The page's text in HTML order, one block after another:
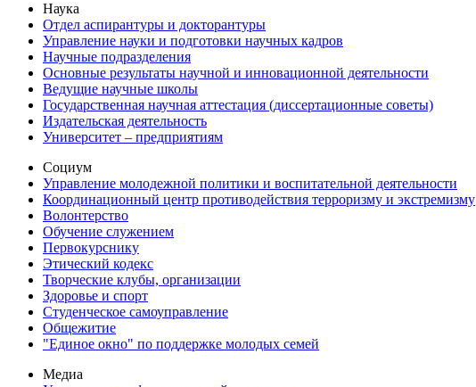
Наука
Отдел аспирантуры и докторантуры
Управление науки и подготовки научных кадров
Научные подразделения
Основные результаты научной и инновационной деятельности
Ведущие научные школы
Государственная научная аттестация (диссертационные советы)
Издательская деятельность
Университет – предприятиям
Социум
Управление молодежной политики и воспитательной деятельности
Координационный центр противодействия терроризму и экстремизму
Волонтерство
Обучение служением
Первокурснику
Этический кодекс
Творческие клубы, организации
Здоровье и спорт
Студенческое самоуправление
Общежитие
"Единое окно" по поддержке молодых семей
Медиа